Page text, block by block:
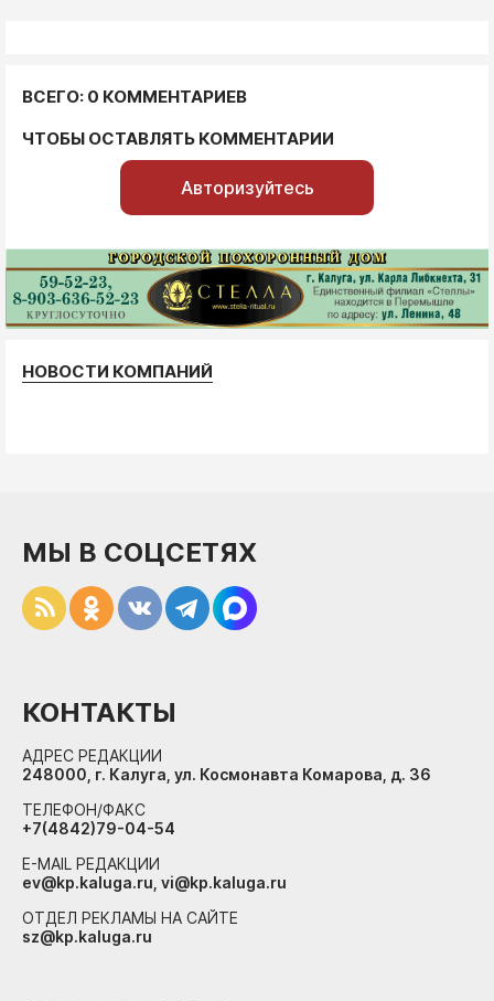
ВСЕГО: 0 КОММЕНТАРИЕВ
ЧТОБЫ ОСТАВЛЯТЬ КОММЕНТАРИИ
Авторизуйтесь
НОВОСТИ КОМПАНИЙ
МЫ В СОЦСЕТЯХ
КОНТАКТЫ
АДРЕС РЕДАКЦИИ
248000, г. Калуга, ул. Космонавта Комарова, д. 36
ТЕЛЕФОН/ФАКС
+7(4842)79-04-54
E-MAIL РЕДАКЦИИ
ev@kp.kaluga.ru, vi@kp.kaluga.ru
ОТДЕЛ РЕКЛАМЫ НА САЙТЕ
sz@kp.kaluga.ru